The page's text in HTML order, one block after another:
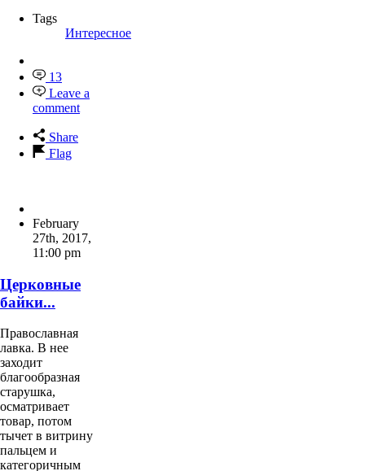
Tags
Интересное
13
Leave a
comment
Share
Flag
February
27th, 2017,
11:00 pm
Церковные
байки...
Православная
лавка. В нее
заходит
благообразная
старушка,
осматривает
товар, потом
тычет в витрину
пальцем и
категоричным